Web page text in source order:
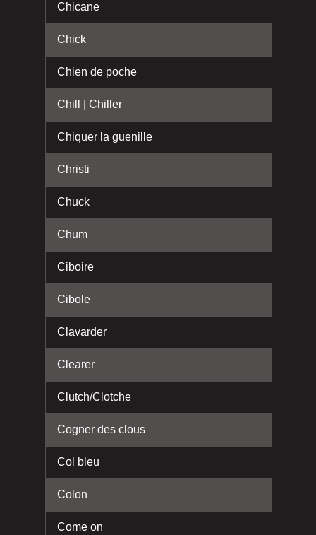
Chicane
Chick
Chien de poche
Chill | Chiller
Chiquer la guenille
Christi
Chuck
Chum
Ciboire
Cibole
Clavarder
Clearer
Clutch/Clotche
Cogner des clous
Col bleu
Colon
Come on